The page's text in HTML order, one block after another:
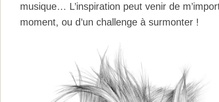
musique… L’inspiration peut venir de
moment, ou d’un challenge à surmonter !